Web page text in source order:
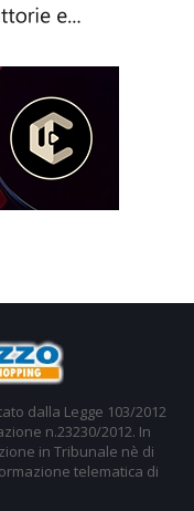
dalla Legge 103/2012
n.23230/2012. In
in Tribunale nè di
telematica di